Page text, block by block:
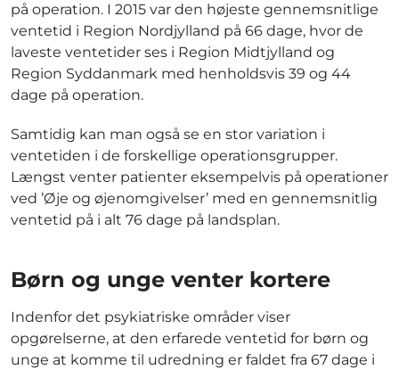
på operation. I 2015 var den højeste gennemsnitlige
ventetid i Region Nordjylland på 66 dage, hvor de
laveste ventetider ses i Region Midtjylland og
Region Syddanmark med henholdsvis 39 og 44
dage på operation.
Samtidig kan man også se en stor variation i
ventetiden i de forskellige operationsgrupper.
Længst venter patienter eksempelvis på operationer
ved ’Øje og øjenomgivelser’ med en gennemsnitlig
ventetid på i alt 76 dage på landsplan.
Børn og unge venter kortere
Indenfor det psykiatriske områder viser
opgørelserne, at den erfarede ventetid for børn og
unge at komme til udredning er faldet fra 67 dage i